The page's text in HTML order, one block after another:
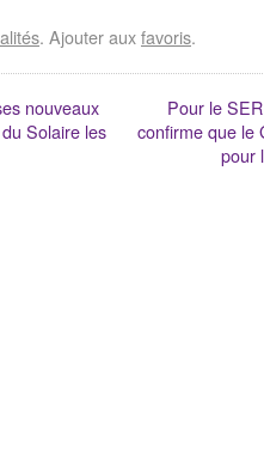
. Ajouter auxfavoris.
nouveaux
Solaire les
Pour le
confirme que le
pour